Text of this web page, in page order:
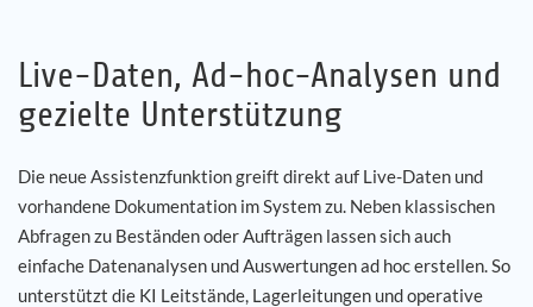
Live-Daten, Ad-hoc-Analysen und
gezielte Unterstützung
Die neue Assistenzfunktion greift direkt auf Live-Daten und
vorhandene Dokumentation im System zu. Neben klassischen
Abfragen zu Beständen oder Aufträgen lassen sich auch
einfache Datenanalysen und Auswertungen ad hoc erstellen. So
unterstützt die KI Leitstände, Lagerleitungen und operative